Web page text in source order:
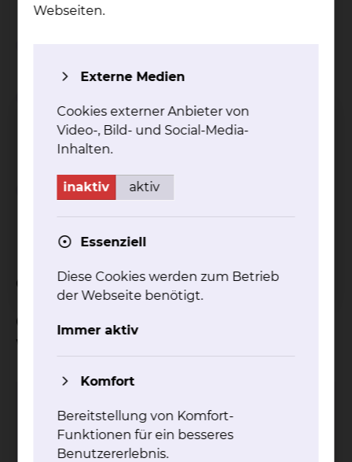
Inanspruchnahme von
Wahlleistungen
Abschlagszahlungen bei
Wahlleistungen
Celler Straße: Buchungsformular
Celler Straße: Buchung der
Wahlleistung "Medienpaket"
Ich bestätige, dass ich die Informationen zur
Kenntnis genommen habe und beantrage
hiermit das Medienpaket "Sky & Telefon".
Webseiten.
Externe Medien
Cookies externer Anbieter von
Video-, Bild- und Social-Media-
Inhalten.
inaktiv aktiv
Essenziell
Diese Cookies werden zum Betrieb
der Webseite benötigt.
Immer aktiv
Komfort
Bereitstellung von Komfort-
Funktionen für ein besseres
Benutzererlebnis.